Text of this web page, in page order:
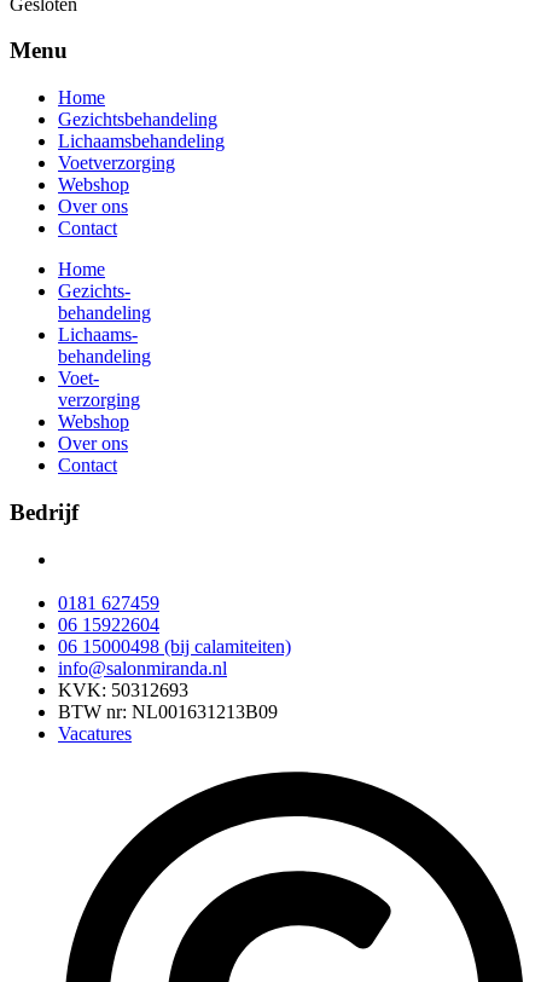
Menu
Home
Gezichtsbehandeling
Lichaamsbehandeling
Voetverzorging
Webshop
Over ons
Contact
Home
Gezichts-
behandeling
Lichaams-
behandeling
Voet-
verzorging
Webshop
Over ons
Contact
Bedrijf
0181 627459
06 15922604
06 15000498 (bij calamiteiten)
info@salonmiranda.nl
KVK: 50312693
BTW nr: NL001631213B09
Vacatures